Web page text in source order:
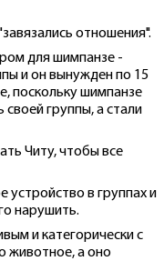
отношения".
для шимпанзе -
и он вынужден по 15
поскольку шимпанзе
своей группы, а стали
Читу, чтобы все
устройство в группах и
нарушить.
и категорически с
животное, а оно